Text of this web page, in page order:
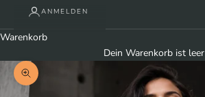
ANMELDEN
Warenkorb
Dein Warenkorb ist leer
Bild vergrößern